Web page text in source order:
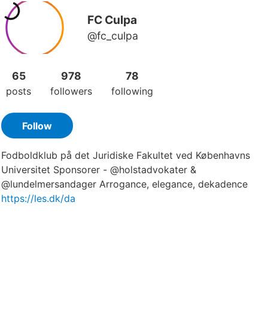
FC Culpa
@fc_culpa
65
posts
978
followers
78
following
Follow
Fodboldklub på det Juridiske Fakultet ved Københavns
Universitet Sponsorer - @holstadvokater &
@lundelmersandager Arrogance, elegance, dekadence
https://les.dk/da